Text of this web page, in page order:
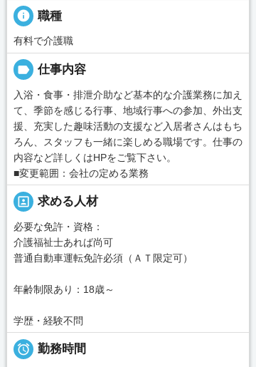
info 職種
有料で介護職
label 仕事内容
入浴・食事・排泄介助など基本的な介護業務に加え
て、季節を感じる行事、地域行事への参加、外出支
援、充実した趣味活動の支援など入居者さんはもち
ろん、スタッフも一緒に楽しめる職場です。仕事の
内容など詳しくはHPをご覧下さい。
■変更範囲：会社の定める業務
portrait 求める人材
必要な免許・資格：
介護福祉士あれば尚可
普通自動車運転免許必須（ＡＴ限定可）
年齢制限あり：18歳～
学歴・経験不問
 勤務時間